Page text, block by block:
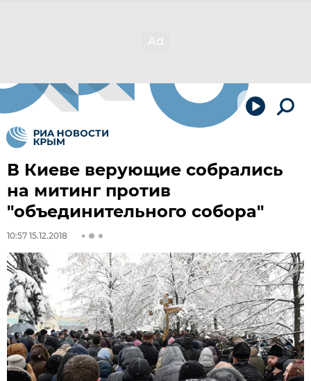
В Киеве верующие собрались
на митинг против
"объединительного собора"
10:57 15.12.2018